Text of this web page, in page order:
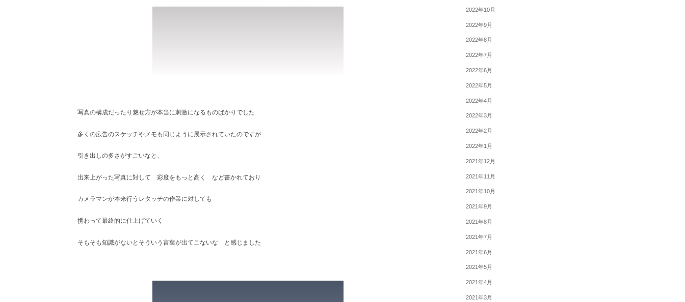
写真の構成だったり魅せ方が本当に刺激になるものばかりでした
多くの広告のスケッチやメモも同じように展示されていたのですが
引き出しの多さがすごいなと、
出来上がった写真に対して 彩度をもっと高く など書かれており
カメラマンが本来行うレタッチの作業に対しても
携わって最終的に仕上げていく
そもそも知識がないとそういう言葉が出てこないな と感じました
2022年10月
2022年9月
2022年8月
2022年7月
2022年6月
2022年5月
2022年4月
2022年3月
2022年2月
2022年1月
2021年12月
2021年11月
2021年10月
2021年9月
2021年8月
2021年7月
2021年6月
2021年5月
2021年4月
2021年3月